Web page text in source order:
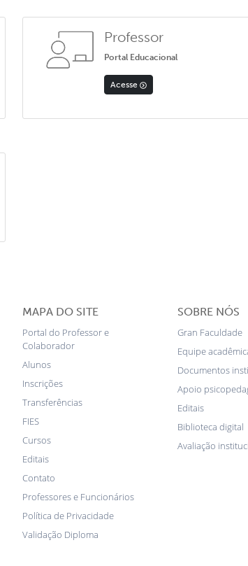
Professor
Portal Educacional
Acesse
MAPA DO SITE
Portal do Professor e
Colaborador
Alunos
Inscrições
Transferências
FIES
Cursos
Editais
Contato
Professores e Funcionários
Política de Privacidade
Validação Diploma
SOBRE NÓS
Gran Faculdade
Equipe
Documentos
Apoio
Editais
Biblioteca digital
Avaliação